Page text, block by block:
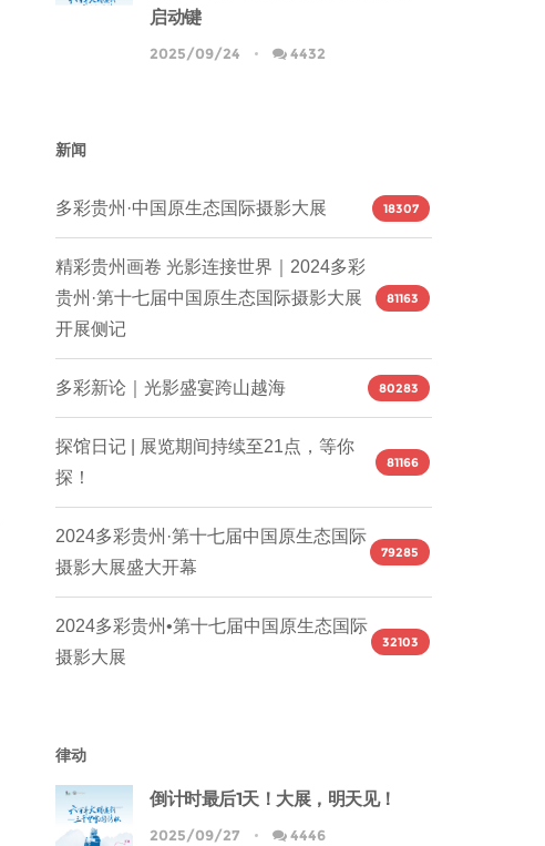
启动键
2025/09/24 4432
新闻
多彩贵州·中国原生态国际摄影大展 18307
精彩贵州画卷 光影连接世界｜2024多彩
贵州·第十七届中国原生态国际摄影大展
开展侧记
81163
多彩新论｜光影盛宴跨山越海 80283
探馆日记 | 展览期间持续至21点，等你
探！
81166
2024多彩贵州·第十七届中国原生态国际
摄影大展盛大开幕
79285
2024多彩贵州•第十七届中国原生态国际
摄影大展
32103
律动
倒计时最后1天！大展，明天见！
2025/09/27 4446